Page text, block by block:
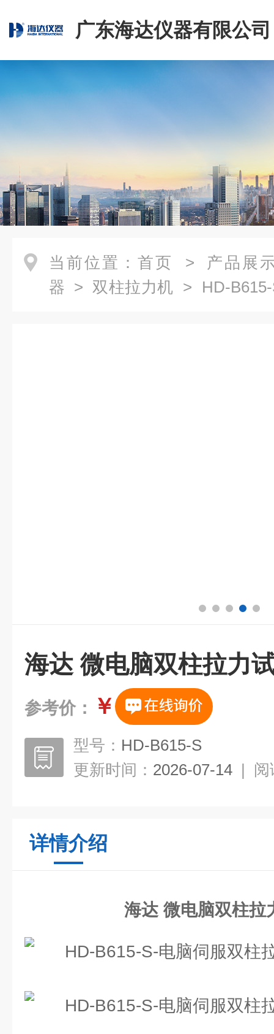
广东海达仪器有限公司
当前位置： 首页 > 产品展
器 > 双柱拉力机 > HD-
海达 微电脑双柱拉力
参考价： ￥
型号： HD-B615-S
更新时间： 2026-07-14 | 阅
详情介绍
海达 微电脑双柱拉